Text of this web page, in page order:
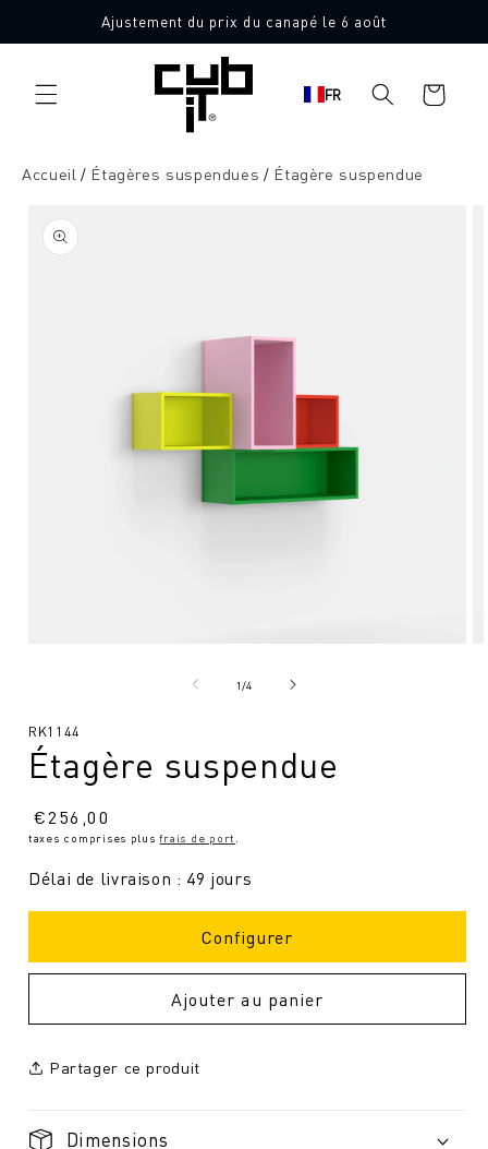
directement
au contenu
Ajustement du prix du canapé le 6 août
FR
Panier
d'achat
Accueil Étagères suspendues Étagère suspendue
l'information
sur le
produit
modal
1/de4
SKU
RK1144
Étagère suspendue
Prix
normal
€256,00
taxes comprises plusfrais de port
Délai de livraison : 49 jours
Configurer
Ajouter au panier
Partager ce produit
Dimensions